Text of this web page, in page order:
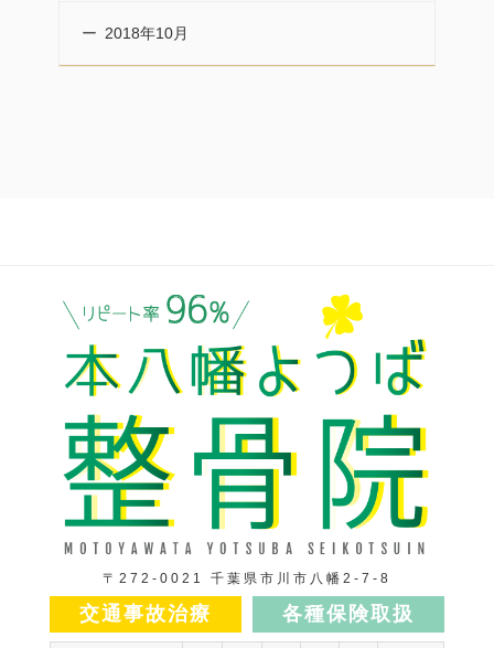
2018年10月
〒272-0021 千葉県市川市八幡2-7-8
交通事故治療 各種保険取扱